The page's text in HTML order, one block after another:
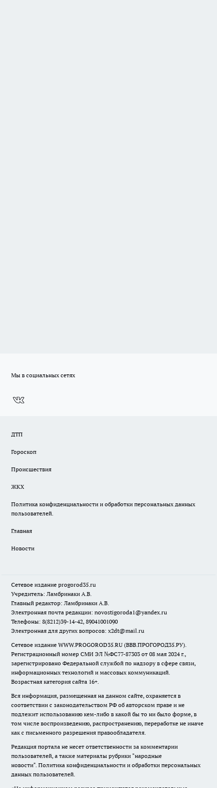
Мы в социальных сетях
ДТП
Гороскоп
Происшествия
ЖКХ
Политика конфиденциальности и обработки персональных данных
пользователей.
Главная
Новости
Сетевое издание progorod35.ru
Учредитель: Ламбринаки А.В.
Главный редактор: Ламбринаки А.В.
Электронная почта редакции: novostigoroda1@yandex.ru
Телефоны: 8(8212)39-14-42, 89041001090
Электронная для других вопросов: x2dt@mail.ru
Сетевое издание WWW.PROGOROD35.RU (ВВВ.ПРОГОРОД35.РУ).
Регистрационный номер СМИ ЭЛ №ФС77-87303 от 08 мая 2024 г.,
зарегистрировано Федеральной службой по надзору в сфере связи,
информационных технологий и массовых коммуникаций.
Возрастная категория сайта 16+.
Вся информация, размещенная на данном сайте, охраняется в
соответствии с законодательством РФ об авторском праве и не
подлежит использованию кем-либо в какой бы то ни было форме, в
том числе воспроизведению, распространению, переработке не иначе
как с письменного разрешения правообладателя.
Редакция портала не несет ответственности за комментарии
пользователей, а также материалы рубрики "народные
новости". Политика конфиденциальности и обработки персональных
данных пользователей.